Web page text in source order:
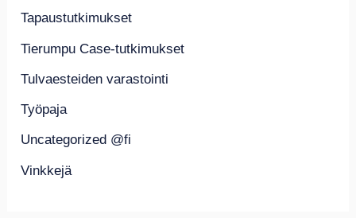
Tapaustutkimukset
Tierumpu Case-tutkimukset
Tulvaesteiden varastointi
Työpaja
Uncategorized @fi
Vinkkejä